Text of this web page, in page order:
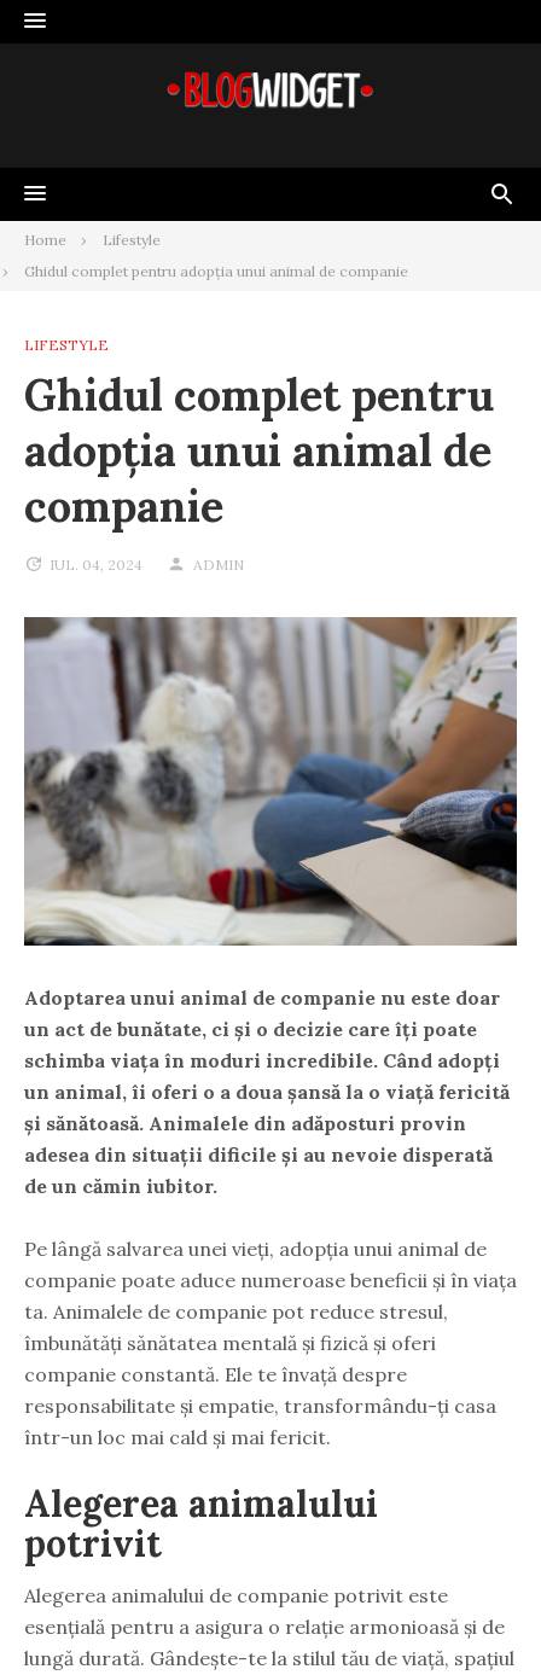
Skip
to
Home
Lifestyle
Ghidul complet pentru adopția unui animal de companie
LIFESTYLE
Ghidul complet pentru
adopția unui animal de
companie
IUL. 04, 2024 ADMIN
Adoptarea unui animal de companie nu este doar
un act de bunătate, ci și o decizie care îți poate
schimba viața în moduri incredibile. Când adopți
un animal, îi oferi o a doua șansă la o viață fericită
și sănătoasă. Animalele din adăposturi provin
adesea din situații dificile și au nevoie disperată
de un cămin iubitor.
Pe lângă salvarea unei vieți, adopția unui animal de
companie poate aduce numeroase beneficii și în viața
ta. Animalele de companie pot reduce stresul,
îmbunătăți sănătatea mentală și fizică și oferi
companie constantă. Ele te învață despre
responsabilitate și empatie, transformându-ți casa
într-un loc mai cald și mai fericit.
Alegerea animalului
potrivit
Alegerea animalului de companie potrivit este
esențială pentru a asigura o relație armonioasă și de
lungă durată. Gândește-te la stilul tău de viață, spațiul